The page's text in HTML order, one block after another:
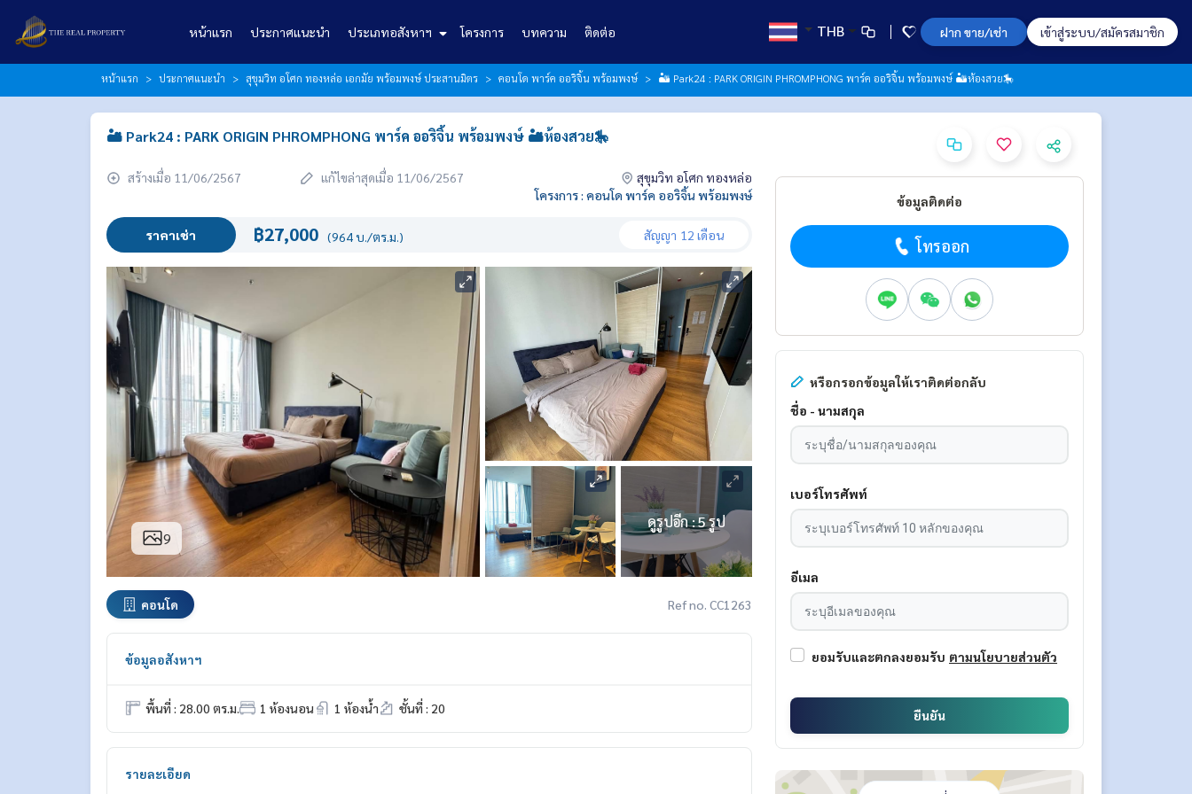
หน้าแรก ประกาศแนะนำ ประเภทอสังหาฯ โครงการ บทความ ติดต่อ THB ฝาก ขาย/เช่า เข้าสู่ระบบ/สมัครสมาชิก
หน้าแรก ประกาศแนะนำ สุขุมวิท อโศก ทองหล่อ เอกมัย พร้อมพงษ์ ประสานมิตร คอนโด พาร์ค ออริจิ้น พร้อมพงษ์ 🏜️ Park24 : PARK ORIGIN PHROMPHONG พาร์ค ออริจิ้น พร้อมพงษ์ 🏜️ห้องสวย🎠
🏜️ Park24 : PARK ORIGIN PHROMPHONG พาร์ค ออริจิ้น พร้อมพงษ์ 🏜️ห้องสวย🎠
สร้างเมื่อ 11/06/2567 แก้ไขล่าสุดเมื่อ 11/06/2567
สุขุมวิท อโศก ทองหล่อ
โครงการ : คอนโด พาร์ค ออริจิ้น พร้อมพงษ์
ราคาเช่า ฿27,000 (964 บ./ตร.ม.) สัญญา 12 เดือน
9
ดูรูปอีก : 5 รูป
คอนโด Ref no. CC1263
ข้อมูลอสังหาฯ
พื้นที่ : 28.00 ตร.ม. 1 ห้องนอน 1 ห้องน้ำ ชั้นที่ : 20
รายละเอียด
ข้อมูลติดต่อ
โทรออก
หรือกรอกข้อมูลให้เราติดต่อกลับ
ชื่อ - นามสกุล
เบอร์โทรศัพท์
อีเมล
ยอมรับและตกลงยอมรับ ตามนโยบายส่วนตัว
ยืนยัน